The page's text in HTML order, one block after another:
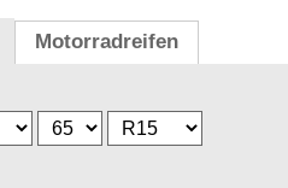
Motorradreifen